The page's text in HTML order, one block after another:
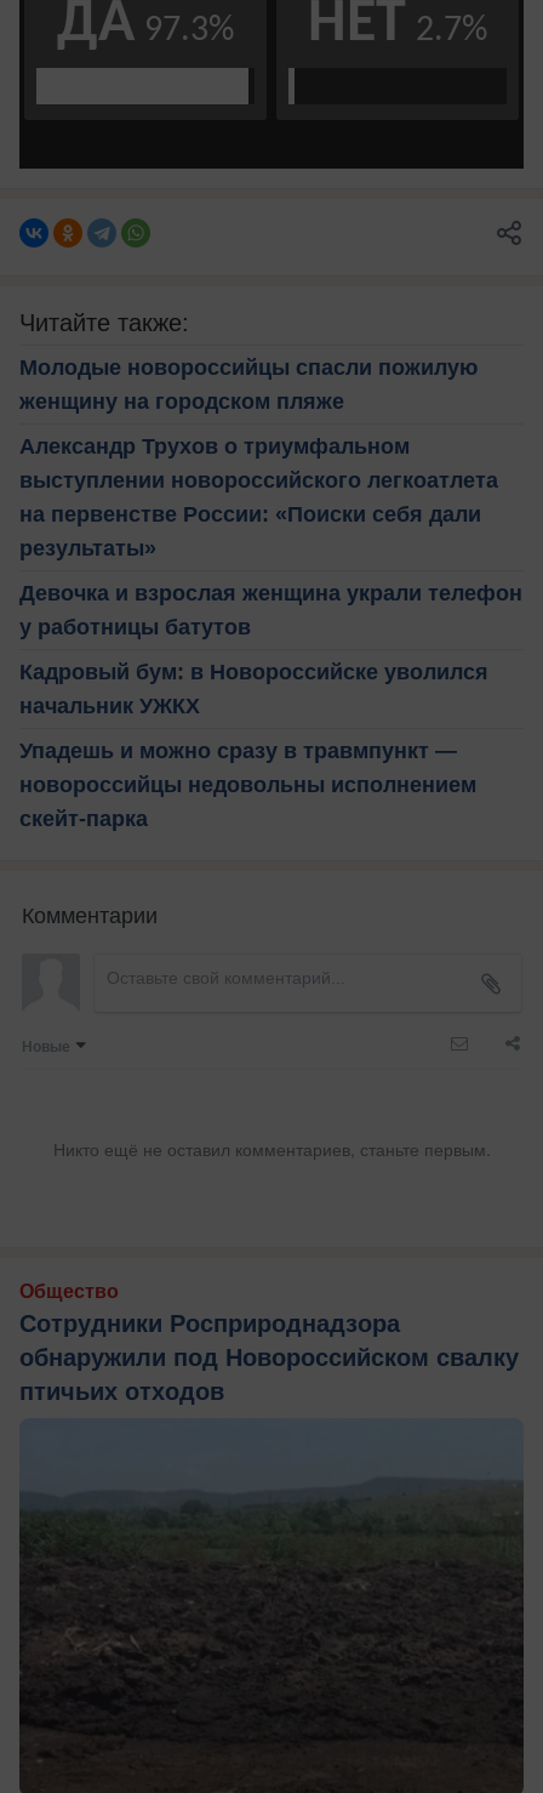
Читайте также:
Молодые новороссийцы спасли пожилую
женщину на городском пляже
Александр Трухов о триумфальном
выступлении новороссийского легкоатлета
на первенстве России: «Поиски себя дали
результаты»
Девочка и взрослая женщина украли телефон
у работницы батутов
Кадровый бум: в Новороссийске уволился
начальник УЖКХ
Упадешь и можно сразу в травмпункт —
новороссийцы недовольны исполнением
скейт-парка
Комментарии
Новые
Никто ещё не оставил комментариев, станьте первым.
Общество
Сотрудники Росприроднадзора
обнаружили под Новороссийском свалку
птичьих отходов